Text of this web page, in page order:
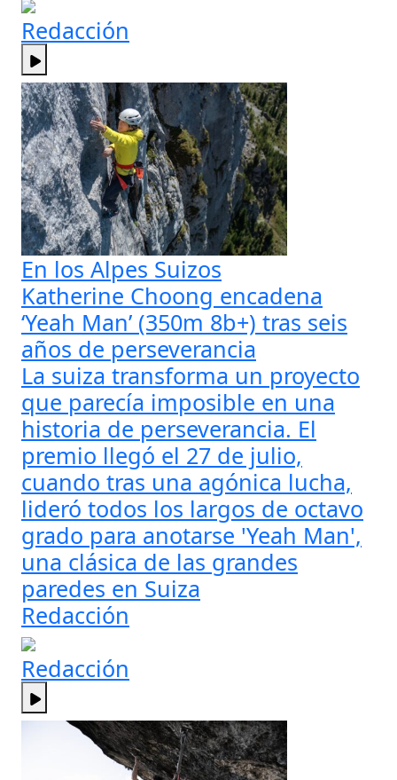
Redacción
En los Alpes Suizos
Katherine Choong encadena
‘Yeah Man’ (350m 8b+) tras seis
años de perseverancia
La suiza transforma un proyecto
que parecía imposible en una
historia de perseverancia. El
premio llegó el 27 de julio,
cuando tras una agónica lucha,
lideró todos los largos de octavo
grado para anotarse 'Yeah Man',
una clásica de las grandes
paredes en Suiza
Redacción
Redacción